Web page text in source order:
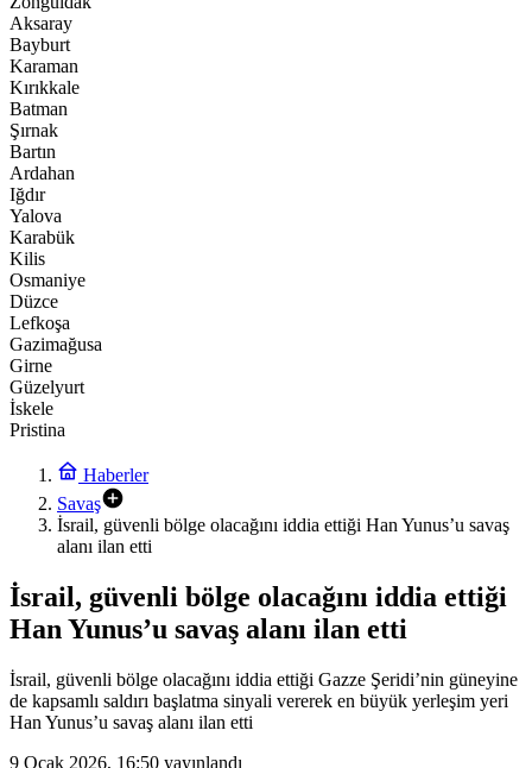
Aksaray
Bayburt
Karaman
Kırıkkale
Batman
Şırnak
Bartın
Ardahan
Iğdır
Yalova
Karabük
Kilis
Osmaniye
Düzce
Lefkoşa
Gazimağusa
Girne
Güzelyurt
İskele
Pristina
Haberler
Savaş
İsrail, güvenli bölge olacağını iddia ettiği Han Yunus’u savaş
alanı ilan etti
İsrail, güvenli bölge olacağını iddia ettiği
Han Yunus’u savaş alanı ilan etti
İsrail, güvenli bölge olacağını iddia ettiği Gazze Şeridi’nin güneyine
de kapsamlı saldırı başlatma sinyali vererek en büyük yerleşim yeri
Han Yunus’u savaş alanı ilan etti
9 Ocak 2026, 16:50 yayınlandı